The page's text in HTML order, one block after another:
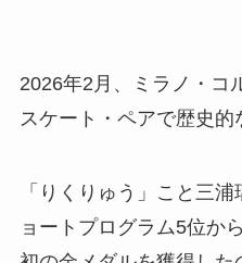
2026年2月、ミラノ・コ
スケート・ペアで歴史的
「りくりゅう」こと三
ョートプログラム5位か